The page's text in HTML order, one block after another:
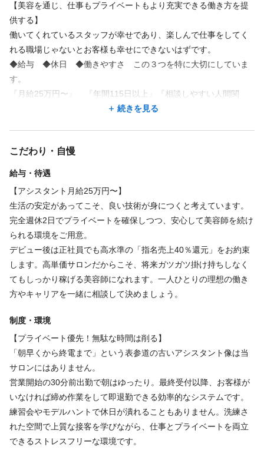
アシスタント業務全般
受付
スタイリスト補助
シャンプーなど
必要経験
美容師免許
福利厚生
交通費支給
・上限額
15000円
福利厚生の詳細
◆交通費支給
◆事前練習も時給発生
特徴
高級サロン 急募 未経験歓迎 学生歓迎
◆表参道駅出口徒歩2分の好立地♪ 集客も良く通うのにも◎
最高の立地が、美意識の高いお客様を惹きつけ、あなたの通勤の
ストレスも軽減します。全てが、最高のパフォーマンスを発揮す
るための環境です。
◆髪質改善、縮毛矯正のスペシャリストへ
ここで得られるのは、流行り廃りのない、本質的な技術です。髪
る専門分野のプロフェッショナルへと育て上げます。
◆年間休日115日以上 完全週休2日制＋夏、冬季休み＋有給
完全週休2日制はもちろん、夏季・冬季の長期休暇、有給休暇もし
い大切にしてください。ウィッグも月1体会社支給
やりたい事や今までにないものでもどんどん提案してもらえば、
全力で応援させていただきます。
一緒に楽しみながら頑張りましょう♪
【美容を通じ、仕事もプライベートもより充実できる働き方を提
供する】
働いてくれているスタッフが幸せであり、楽しんで仕事をしてく
れる職場じゃないとお客様も幸せにできないはずです。
◆給与 ◆休日 ◆働きやすさ この３つを特に大切にしていま
す。
『月給25万円〜』 『年間115日以上』『相談しやすい人間関
アットホームでみんなで協力しあい、より良い環境で1人1人が快
適に過ごせる職場作りを心掛けているので、明るく楽しく一緒に
一緒に人生を豊かにしていきましょう♪
続きを見る
こだわり・自慢
給与・待遇
【アシスタント月給25万円〜】
生活の安定があってこそ、良い技術が身につくと考えています。
完全週休2日でプライベートを確保しつつ、安心して美容師を続け
られる環境をご用意。
デビュー後は正社員でも高水準の「指名売上40％還元」をお約束
します。高単価サロンだからこそ、将来ガツガツ掛け持ちしなく
てもしっかり稼げる美容師になれます。一人ひとりの理想の働き
方やキャリアを一緒に相談して決めましょう。
制度・環境
【プライベート優先！無駄な時間は削る】
「朝早くから終電まで」という表参道の古いアシスタント像は当
サロンにはありません。
営業開始の30分前出勤で朝はゆったり。最終受付以降、お客様が
いなければ締め作業をして即退勤できる効率的なシステムです。
練習会やモデルハントで休日が潰れることもありません。洗練さ
れた空間で上質な接客を学びながら、仕事とプライベートを両立
できるストレスフリーな環境です。